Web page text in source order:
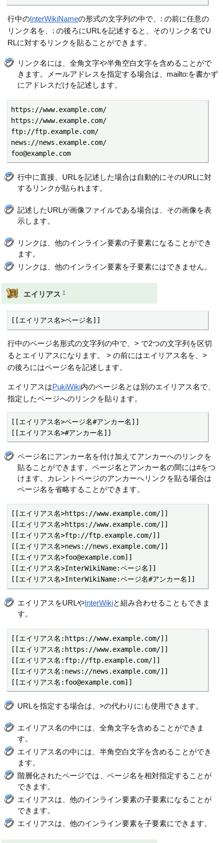
行中のInterWikiNameの形式の文字列の中で、: の前に任意の
リンク名を、: の後ろにURLを記述すると、そのリンク名でU
RLに対するリンクを貼ることができます。
リンク名には、全角文字や半角空白文字を含めることがで
きます。メールアドレスを指定する場合は、mailto:を書かず
にアドレスだけを記述します。
https://www.example.com/
https://www.example.com/
ftp://ftp.example.com/
news://news.example.com/
foo@example.com
行中に直接、URLを記述した場合は自動的にそのURLに対
するリンクが貼られます。
記述したURLが画像ファイルである場合は、その画像を表
示します。
リンクは、他のインライン要素の子要素になることができ
ます。
リンクは、他のインライン要素を子要素にはできません。
エイリアス †
[[エイリアス名>ページ名]]
行中のページ名形式の文字列の中で、> で2つの文字列を区切
るとエイリアスになります。 > の前にはエイリアス名を、>
の後ろにはページ名を記述します。
エイリアスはPukiWiki内のページ名とは別のエイリアス名で、
指定したページへのリンクを貼ります。
[[エイリアス名>ページ名#アンカー名]]
[[エイリアス名>#アンカー名]]
ページ名にアンカー名を付け加えてアンカーへのリンクを
貼ることができます。ページ名とアンカー名の間には#をつ
けます。カレントページのアンカーへリンクを貼る場合は
ページ名を省略することができます。
[[エイリアス名>https://www.example.com/]]
[[エイリアス名>https://www.example.com/]]
[[エイリアス名>ftp://ftp.example.com/]]
[[エイリアス名>news://news.example.com/]]
[[エイリアス名>foo@example.com]]
[[エイリアス名>InterWikiName:ページ名]]
[[エイリアス名>InterWikiName:ページ名#アンカー名]]
エイリアスをURLやInterWikiと組み合わせることもできま
す。
[[エイリアス名:https://www.example.com/]]
[[エイリアス名:https://www.example.com/]]
[[エイリアス名:ftp://ftp.example.com/]]
[[エイリアス名:news://news.example.com/]]
[[エイリアス名:foo@example.com]]
URLを指定する場合は、>の代わりに:も使用できます。
エイリアス名の中には、全角文字を含めることができま
す。
エイリアス名の中には、半角空白文字を含めることができ
ます。
階層化されたページでは、ページ名を相対指定することが
できます。
エイリアスは、他のインライン要素の子要素になることが
できます。
エイリアスは、他のインライン要素を子要素にできます。